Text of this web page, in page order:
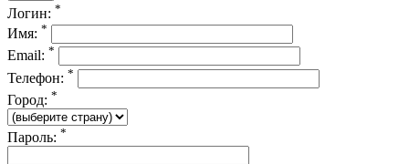
Логин: *
Имя: *
Email: *
Телефон: *
Город: *
Пароль: *